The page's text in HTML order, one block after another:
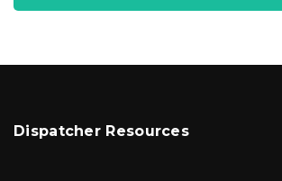
Dispatcher Resources